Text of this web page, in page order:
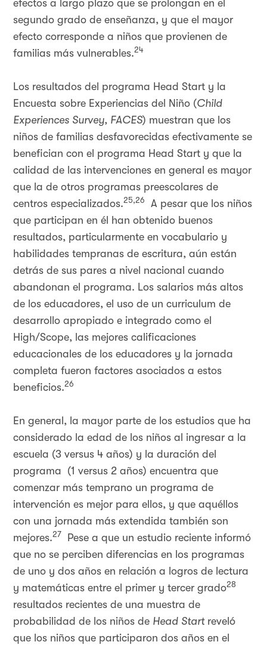
efectos a largo plazo que se prolongan en el
segundo grado de enseñanza, y que el mayor
efecto corresponde a niños que provienen de
familias más vulnerables.24
Los resultados del programa Head Start y la
Encuesta sobre Experiencias del Niño (Child
Experiences Survey, FACES) muestran que los
niños de familias desfavorecidas efectivamente se
benefician con el programa Head Start y que la
calidad de las intervenciones en general es mayor
que la de otros programas preescolares de
centros especializados.25,26
A pesar que los niños
que participan en él han obtenido buenos
resultados, particularmente en vocabulario y
habilidades tempranas de escritura, aún están
detrás de sus pares a nivel nacional cuando
abandonan el programa. Los salarios más altos
de los educadores, el uso de un curriculum de
desarrollo apropiado e integrado como el
High/Scope, las mejores calificaciones
educacionales de los educadores y la jornada
completa fueron factores asociados a estos
beneficios.26
En general, la mayor parte de los estudios que ha
considerado la edad de los niños al ingresar a la
escuela (3 versus 4 años) y la duración del
programa (1 versus 2 años) encuentra que
comenzar más temprano un programa de
intervención es mejor para ellos, y que aquéllos
con una jornada más extendida también son
mejores.27
Pese a que un estudio reciente informó
que no se perciben diferencias en los programas
de uno y dos años en relación a logros de lectura
y matemáticas entre el primer y tercer grado28
resultados recientes de una muestra de
probabilidad de los niños de Head Startreveló
que los niños que participaron dos años en el